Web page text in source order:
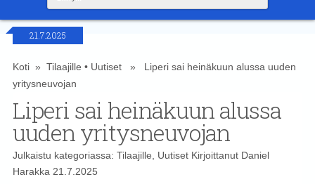
21.7.2025
Koti» Tilaajille • Uutiset» Liperi sai heinäkuun alussa uuden
yritysneuvojan
Liperi sai heinäkuun alussa
uuden yritysneuvojan
Julkaistu kategoriassa: Tilaajille UutisetKirjoittanut Daniel
Harakka 21.7.2025